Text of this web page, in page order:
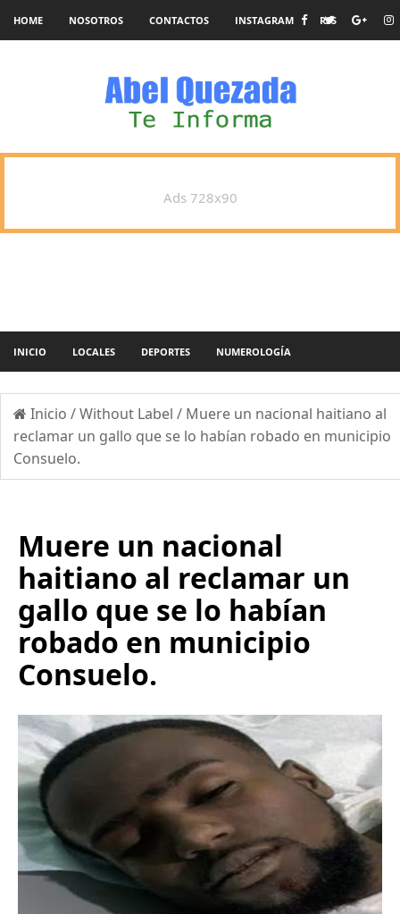
HOME NOSOTROS CONTACTOS INSTAGRAM RSS
Ads 728x90
INICIO LOCALES DEPORTES NUMEROLOGÍA
Inicio /Without Label / Muere un nacional haitiano al
reclamar un gallo que se lo habían robado en municipio
Consuelo.
Muere un nacional
haitiano al reclamar un
gallo que se lo habían
robado en municipio
Consuelo.